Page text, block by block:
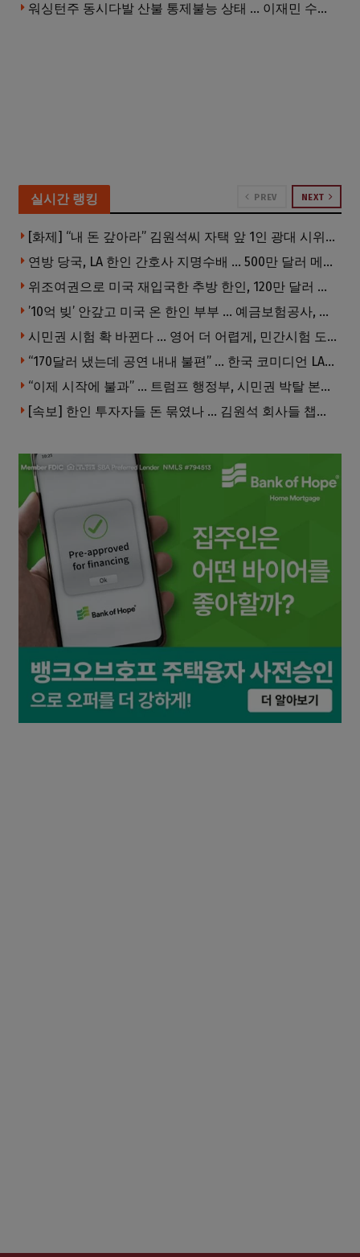
워싱턴주 동시다발 산불 통제불능 상태 … 이재민 수십만명
실시간 랭킹
[화제] “내 돈 갚아라” 김원석씨 자택 앞 1인 광대 시위 … 한인 투자사, “108만 달러 못받아”
연방 당국, LA 한인 간호사 지명수배 … 500만 달러 메디캐어 사기, 선고 직전 한국 도주
위조여권으로 미국 재입국한 추방 한인, 120만 달러 은행 사기 행각
’10억 빚’ 안갚고 미국 온 한인 부부 … 예금보험공사, 미국서 소송
시민권 시험 확 바뀐다 … 영어 더 어렵게, 민간시험 도입 추진
“170달러 냈는데 공연 내내 불편” … 한국 코미디언 LA공연, 음향 불량에 외모 비하 개그 논란
“이제 시작에 불과” … 트럼프 행정부, 시민권 박탈 본격화
[속보] 한인 투자자들 돈 묶였나 … 김원석 회사들 챕터7 강제파산·자진파산 잇따라 신청
PREV NEXT